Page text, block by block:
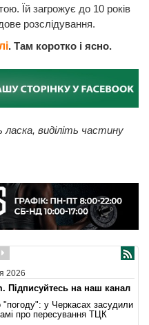
Їй загрожує до 10 років
розслідування.
. Там коротко і ясно.
виділіть частину
2026
Підписуйтесь на наш канал
у Черкасах засудили
про пересування ТЦК